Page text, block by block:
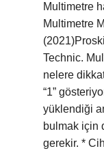
Multimetre
Multimetre
Technic.
nelere
“1”
yüklendiği
bulmak için
gerekir. *